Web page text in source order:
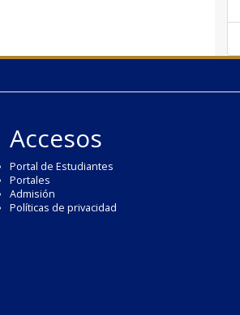
Accesos
Portal de Estudiantes
Portales
Admisión
Políticas de privacidad